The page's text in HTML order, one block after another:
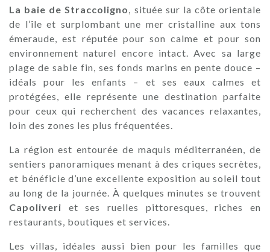
La baie de Straccoligno, située sur la côte orientale
de l’île et surplombant une mer cristalline aux tons
émeraude, est réputée pour son calme et pour son
environnement naturel encore intact. Avec sa large
plage de sable fin, ses fonds marins en pente douce –
idéals pour les enfants – et ses eaux calmes et
protégées, elle représente une destination parfaite
pour ceux qui recherchent des vacances relaxantes,
loin des zones les plus fréquentées.
La région est entourée de maquis méditerranéen, de
sentiers panoramiques menant à des criques secrètes,
et bénéficie d’une excellente exposition au soleil tout
au long de la journée. À quelques minutes se trouvent
Capoliveri et ses ruelles pittoresques, riches en
restaurants, boutiques et services.
Les villas, idéales aussi bien pour les familles que